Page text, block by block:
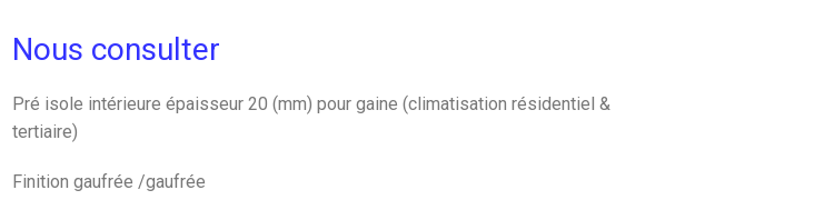
Mural
Cassette
Nous consulter
Pré isole intérieure épaisseur 20 (mm) pour gaine (climatisation résidentiel &
tertiaire)
Finition gaufrée /gaufrée